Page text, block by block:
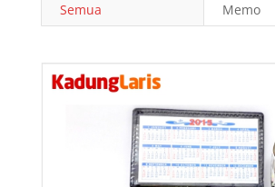
Semua Memo